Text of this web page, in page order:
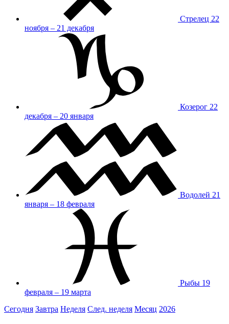
Стрелец 22
ноября – 21 декабря
Козерог 22
декабря – 20 января
Водолей 21
января – 18 февраля
Рыбы 19
февраля – 19 марта
Сегодня Завтра Неделя След. неделя Месяц 2026